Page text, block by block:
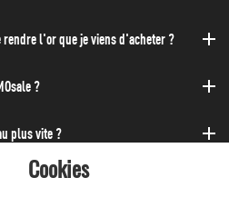
rendre l'or que je viens d'acheter ?
?
plus vite ?
journée et de la nuit ?
Cookies